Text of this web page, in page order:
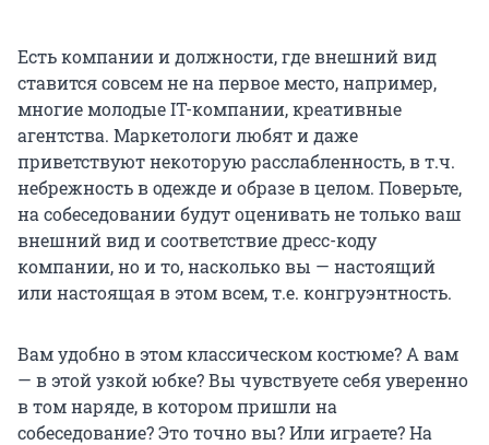
Есть компании и должности, где внешний вид
ставится совсем не на первое место, например,
многие молодые IT-компании, креативные
агентства. Маркетологи любят и даже
приветствуют некоторую расслабленность, в т.ч.
небрежность в одежде и образе в целом. Поверьте,
на собеседовании будут оценивать не только ваш
внешний вид и соответствие дресс-коду
компании, но и то, насколько вы — настоящий
или настоящая в этом всем, т.е. конгруэнтность.
Вам удобно в этом классическом костюме? А вам
— в этой узкой юбке? Вы чувствуете себя уверенно
в том наряде, в котором пришли на
собеседование? Это точно вы? Или играете? На